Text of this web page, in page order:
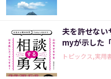
夫を許せない
myが示した
トピックス,実用